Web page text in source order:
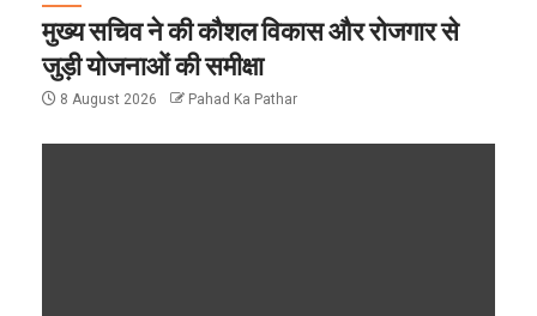
मुख्य सचिव ने की कौशल विकास और रोजगार से
जुड़ी योजनाओं की समीक्षा
8 August 2026 Pahad Ka Pathar